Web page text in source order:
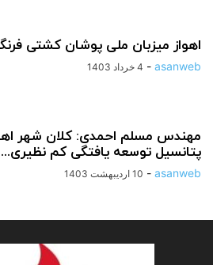
اهواز میزبان ملی پوشان کشتی
asanweb
- 4 خرداد 1403
مهندس مسلم احمدی: کلان شهر
پتانسیل توسعه یافتگی کم نظیری...
asanweb
- 10 اردیبهشت 1403